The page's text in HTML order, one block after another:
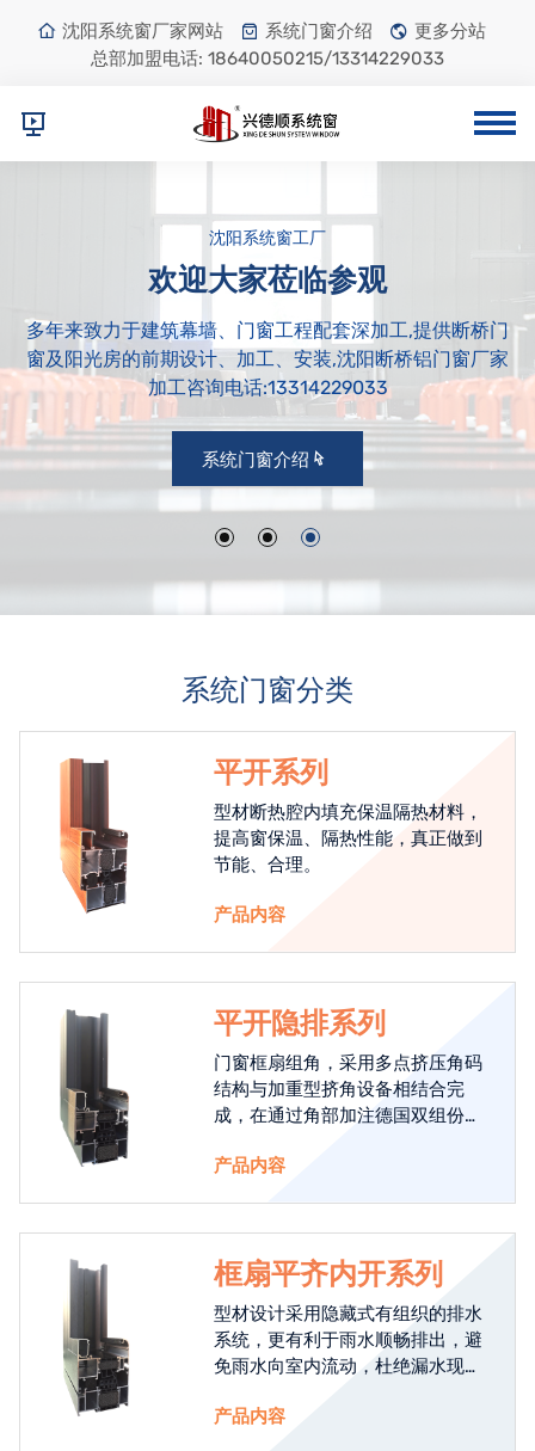
沈阳系统窗厂家网站 系统门窗介绍
更多分站
总部加盟电话: 18640050215/13314229033
沈阳系统窗工厂
欢迎大家莅临参观
多年来致力于建筑幕墙、门窗工程配套深加工,提供断桥门
窗及阳光房的前期设计、加工、安装,沈阳断桥铝门窗厂家
加工咨询电话:13314229033
系统门窗介绍
系统门窗分类
平开系列
型材断热腔内填充保温隔热材料，
提高窗保温、隔热性能，真正做到
节能、合理。
产品内容
平开隐排系列
门窗框扇组角，采用多点挤压角码
结构与加重型挤角设备相结合完
成，在通过角部加注德国双组份胶
强度，促使窗使用寿命提升5-10
窗。
产品内容
框扇平齐内开系列
型材设计采用隐藏式有组织的排水
系统，更有利于雨水顺畅排出，避
免雨水向室内流动，杜绝漏水现象
产品内容